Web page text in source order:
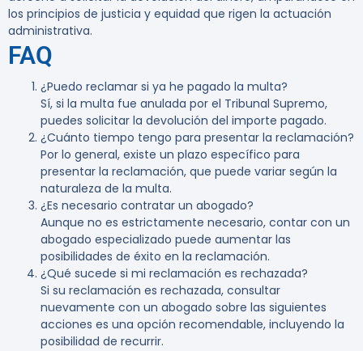
los principios de justicia y equidad que rigen la actuación
administrativa.
FAQ
¿Puedo reclamar si ya he pagado la multa?
Sí, si la multa fue anulada por el Tribunal Supremo,
puedes solicitar la devolución del importe pagado.
¿Cuánto tiempo tengo para presentar la reclamación?
Por lo general, existe un plazo específico para
presentar la reclamación, que puede variar según la
naturaleza de la multa.
¿Es necesario contratar un abogado?
Aunque no es estrictamente necesario, contar con un
abogado especializado puede aumentar las
posibilidades de éxito en la reclamación.
¿Qué sucede si mi reclamación es rechazada?
Si su reclamación es rechazada, consultar
nuevamente con un abogado sobre las siguientes
acciones es una opción recomendable, incluyendo la
posibilidad de recurrir.